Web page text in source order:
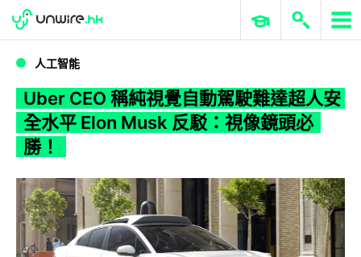
WWDC 2026 ERP 與商業 AI
人工智能
Uber CEO 稱純視覺自動駕駛難達超人安
全水平 Elon Musk 反駁：視像鏡頭必
勝！